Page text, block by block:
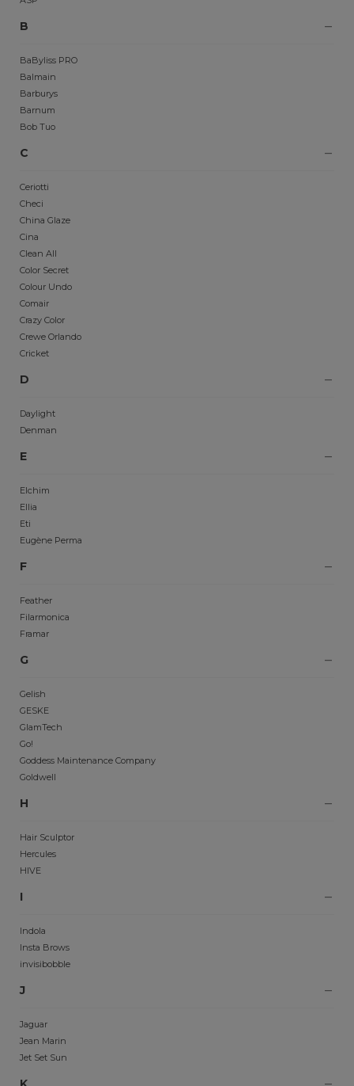
B
BaByliss PRO
Balmain
Barburys
Barnum
Bob Tuo
C
Ceriotti
Checi
China Glaze
Cina
Clean All
Color Secret
Colour Undo
Comair
Crazy Color
Crewe Orlando
Cricket
D
Daylight
Denman
E
Elchim
Ellia
Eti
Eugène Perma
F
Feather
Filarmonica
Framar
G
Gelish
GESKE
GlamTech
Go!
Goddess Maintenance Company
Goldwell
H
Hair Sculptor
Hercules
HIVE
I
Indola
Insta Brows
invisibobble
J
Jaguar
Jean Marin
Jet Set Sun